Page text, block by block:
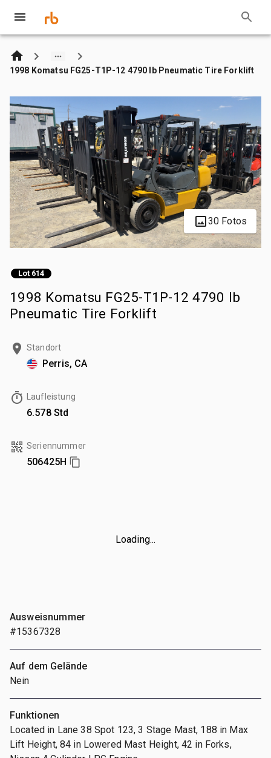
1998 Komatsu FG25-T1P-12 4790 lb Pneumatic Tire Forklift
30 Fotos
Lot 614
1998 Komatsu FG25-T1P-12 4790 lb
Pneumatic Tire Forklift
Standort
Perris, CA
Laufleistung
6.578 Std
Seriennummer
506425H
Loading...
Ausweisnummer
#15367328
Auf dem Gelände
Nein
Funktionen
Located in Lane 38 Spot 123, 3 Stage Mast, 188 in Max
Lift Height, 84 in Lowered Mast Height, 42 in Forks,